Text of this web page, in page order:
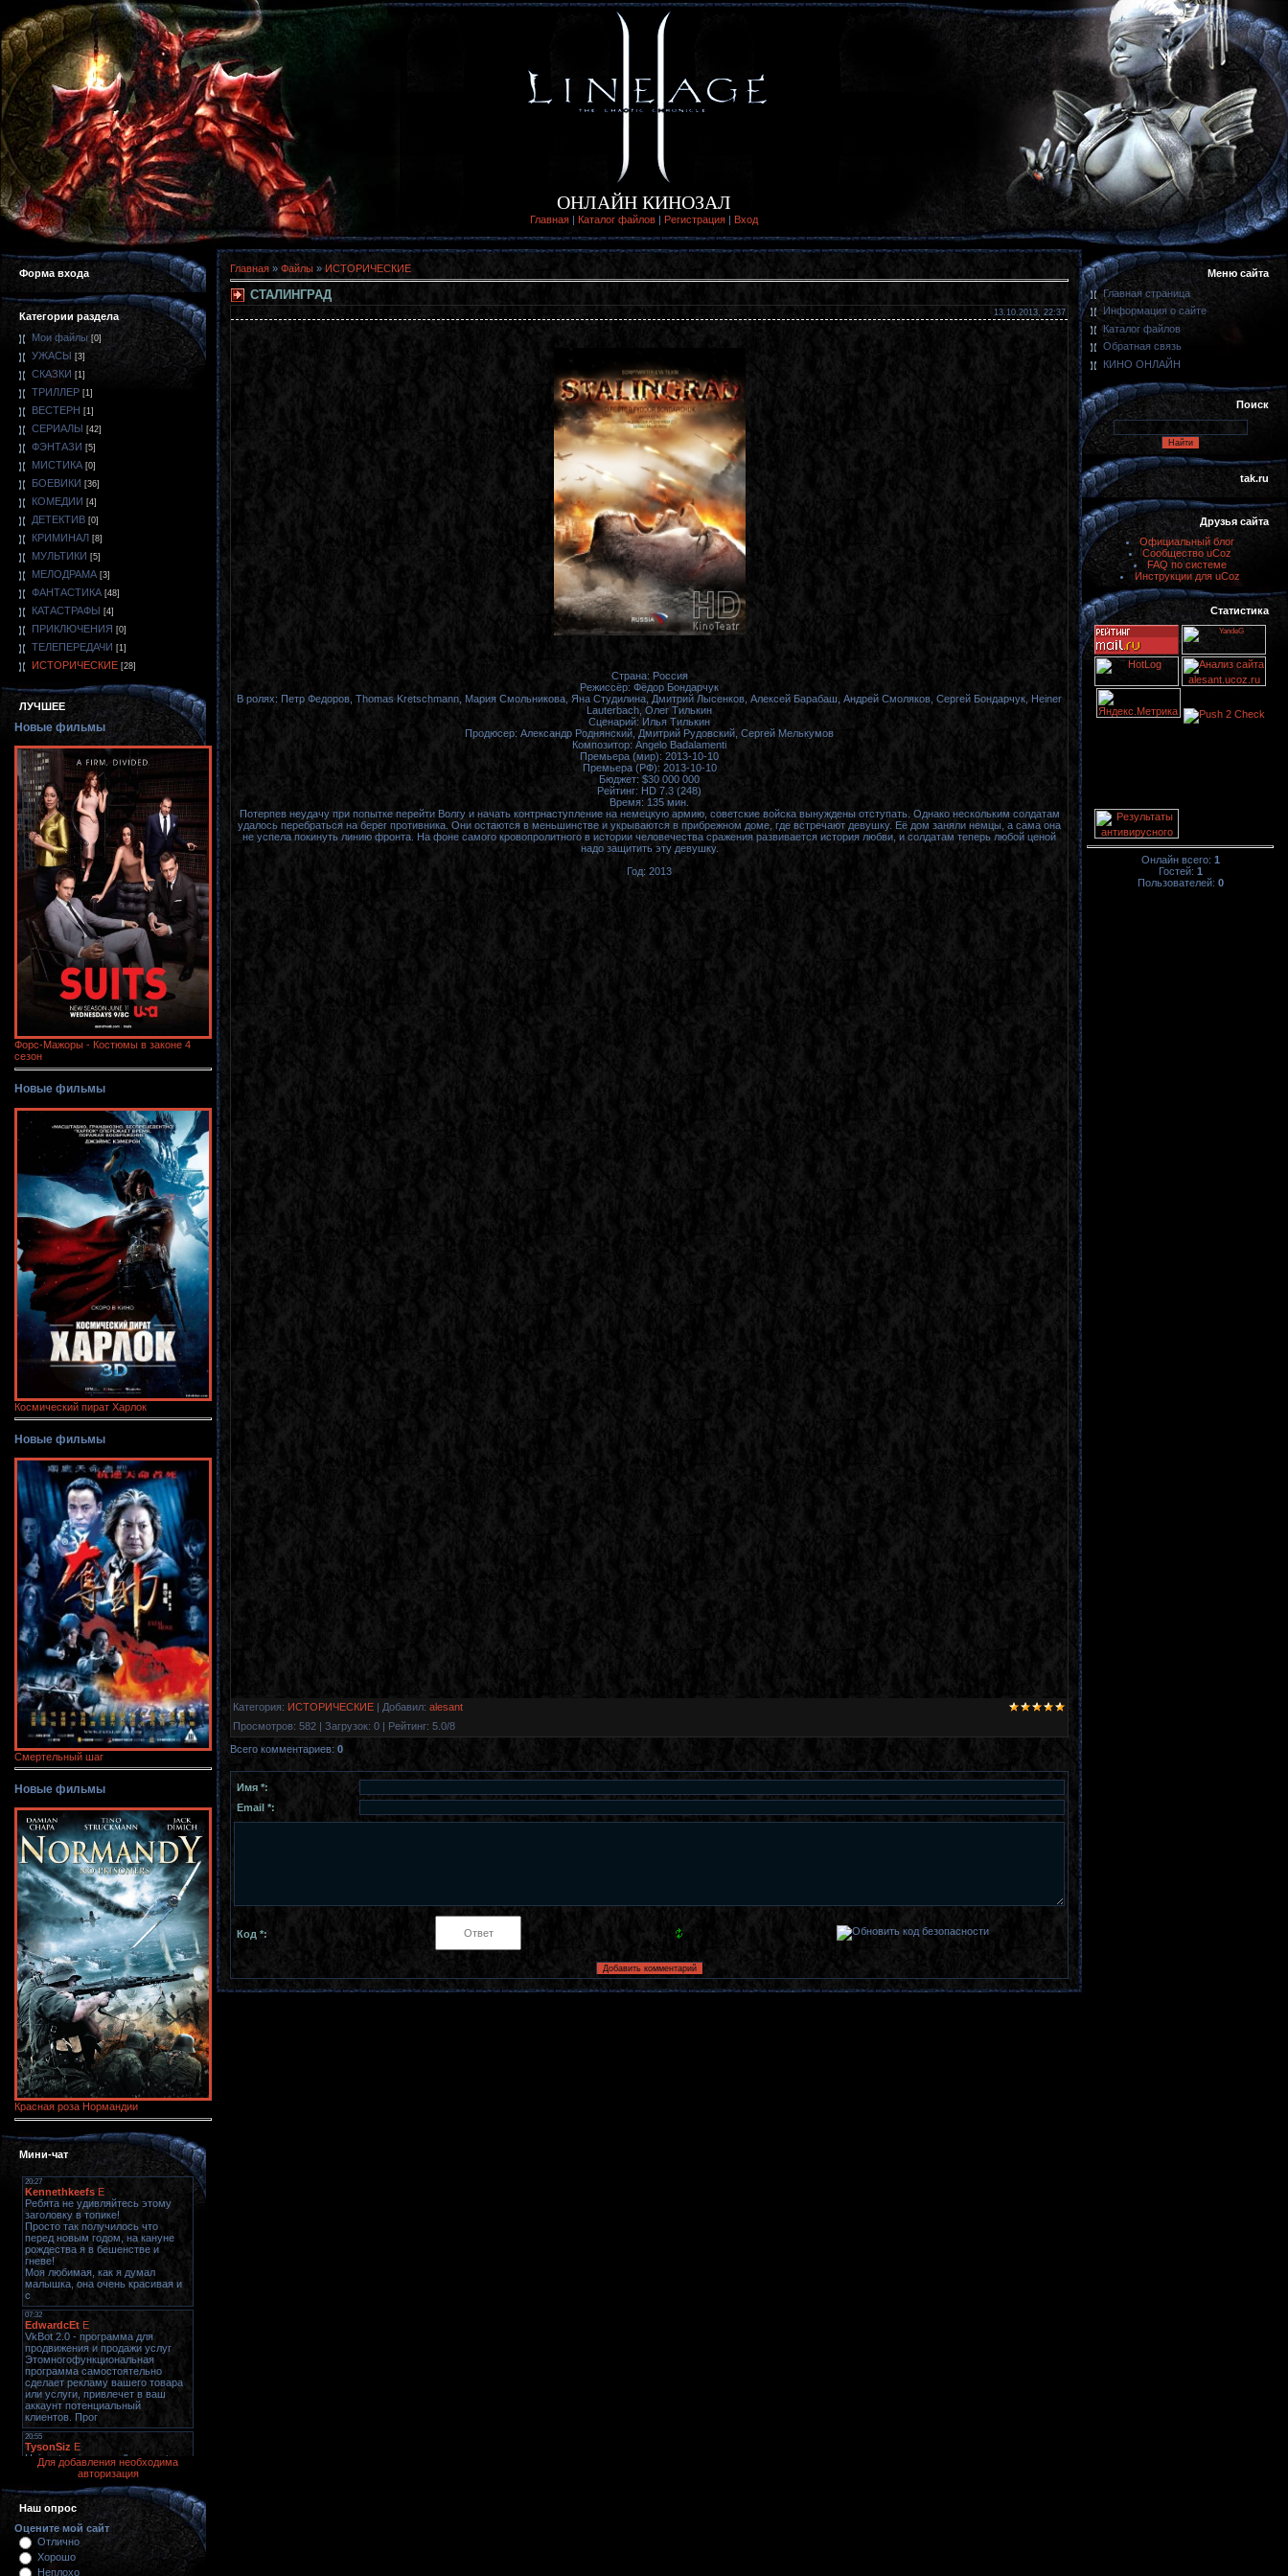
ОНЛАЙН КИНОЗАЛ
Главная | Каталог файлов | Регистрация | Вход
Форма входа
Категории раздела
Мои файлы [0]
УЖАСЫ [3]
СКАЗКИ [1]
ТРИЛЛЕР [1]
ВЕСТЕРН [1]
СЕРИАЛЫ [42]
ФЭНТАЗИ [5]
МИСТИКА [0]
БОЕВИКИ [36]
КОМЕДИИ [4]
ДЕТЕКТИВ [0]
КРИМИНАЛ [8]
МУЛЬТИКИ [5]
МЕЛОДРАМА [3]
ФАНТАСТИКА [48]
КАТАСТРАФЫ [4]
ПРИКЛЮЧЕНИЯ [0]
ТЕЛЕПЕРЕДАЧИ [1]
ИСТОРИЧЕСКИЕ [28]
ЛУЧШЕЕ
Новые фильмы
Форс-Мажоры - Костюмы в законе 4
сезон
Новые фильмы
Космический пират Харлок
Новые фильмы
Смертельный шаг
Новые фильмы
Красная роза Нормандии
Мини-чат
Для добавления необходима
авторизация
Наш опрос
Оцените мой сайт
Отлично
Хорошо
Неплохо
Главная » Файлы » ИСТОРИЧЕСКИЕ
СТАЛИНГРАД
13.10.2013, 22:37
Страна: Россия
Режиссёр: Фёдор Бондарчук
В ролях: Петр Федоров, Thomas Kretschmann, Мария Смольникова, Яна Студилина, Дмитрий Лысенков, Алексей Барабаш, Андрей Смоляков, Сергей Бондарчук, Heiner
Lauterbach, Олег Тилькин
Сценарий: Илья Тилькин
Продюсер: Александр Роднянский, Дмитрий Рудовский, Сергей Мелькумов
Композитор: Angelo Badalamenti
Премьера (мир): 2013-10-10
Премьера (РФ): 2013-10-10
Бюджет: $30 000 000
Рейтинг: HD 7.3 (248)
Время: 135 мин.
Потерпев неудачу при попытке перейти Волгу и начать контрнаступление на немецкую армию, советские войска вынуждены отступать. Однако нескольким солдатам
удалось перебраться на берег противника. Они остаются в меньшинстве и укрываются в прибрежном доме, где встречают девушку. Её дом заняли немцы, а сама она
не успела покинуть линию фронта. На фоне самого кровопролитного в истории человечества сражения развивается история любви, и солдатам теперь любой ценой
надо защитить эту девушку.
Год: 2013
Категория: ИСТОРИЧЕСКИЕ | Добавил: alesant
Просмотров: 582 | Загрузок: 0 | Рейтинг: 5.0/8
Всего комментариев: 0
Имя *:
Email *:
Код *:
Меню сайта
Главная страница
Информация о сайте
Каталог файлов
Обратная связь
КИНО ОНЛАЙН
Поиск
tak.ru
Друзья сайта
Официальный блог
Сообщество uCoz
FAQ по системе
Инструкции для uCoz
Статистика
Онлайн всего: 1
Гостей: 1
Пользователей: 0